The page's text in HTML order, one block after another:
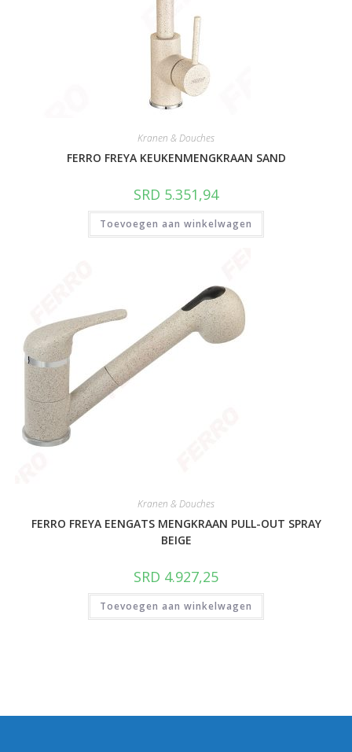
Kranen & Douches
FERRO FREYA KEUKENMENGKRAAN SAND
SRD 5.351,94
Toevoegen aan winkelwagen
Kranen & Douches
FERRO FREYA EENGATS MENGKRAAN PULL-OUT SPRAY
BEIGE
SRD 4.927,25
Toevoegen aan winkelwagen